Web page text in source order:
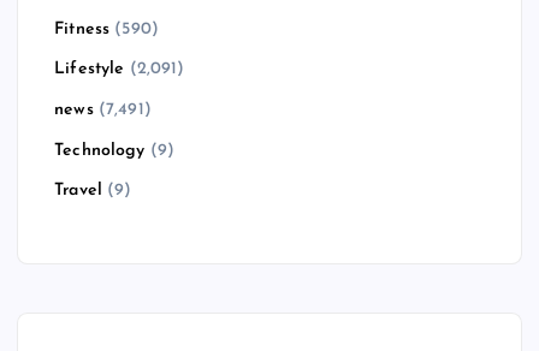
Fitness (590)
Lifestyle (2,091)
news(7,491)
Technology (9)
Travel (9)